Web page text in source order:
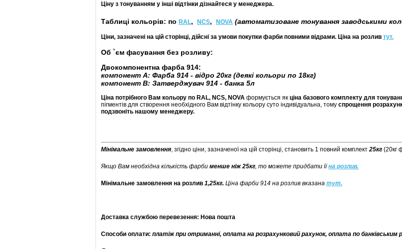
Ціну з тонуванням у інші відтінки дізнайтеся у менеджера.
Таблиці кольорів: по RAL, NCS, NOVA (автоматизоване тонування заводськими
Ціни, зазначені на цій сторінці, дійсні за умови покупки фарби повними відрами. Ціна на розлив тут.
Об `єм фасування без розливу:
Двокомпонентна фарба 914:
компонент А: Фарба 914 - відро 20кг (деякі кольори по 18кг)
компонент В: Затверджувач 914 - банка 5л
Ціна потрібного Вам кольору по RAL, NCS, NOVA формується як ціна базового комплекту для
пігментів для створення необхідного Вам відтінку кольору суто індивідуальна, тому спрощення
подзвоніть нашому менеджеру.
Мінімальне замовлення, згідно ціни, зазначеної на цій сторінці, становить 1 повний комплект25кг (20кг
Якщо Вам необхідна кількість фарби менше ніж 25кг, то можете придбати їїна розлив.
Мінімальне замовлення на розлив 1,25кг. Ціна фарби 914 на розлив вказана тут.
Доставка службою перевезення: Нова пошта
Способи оплати: платіж при отриманні, оплата на розрахунковий рахунок, оплата по банківським